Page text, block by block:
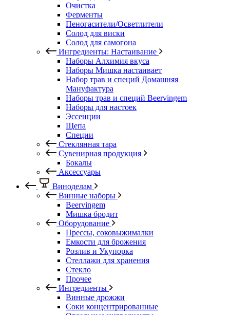
Очистка
Ферменты
Пеногасители/Осветлители
Солод для виски
Солод для самогона
Ингредиенты: Настаивание
Наборы Алхимия вкуса
Наборы Мишка настаивает
Набор трав и специй Домашняя
Мануфактура
Наборы трав и специй Beervingem
Наборы для настоек
Эссенции
Щепа
Специи
Стеклянная тара
Сувенирная продукция
Бокалы
Аксессуары
Виноделам
Винные наборы
Beervingem
Мишка бродит
Оборудование
Прессы, соковыжималки
Емкости для брожения
Розлив и Укупорка
Стеллажи для хранения
Стекло
Прочее
Ингредиенты
Винные дрожжи
Соки концентрированные